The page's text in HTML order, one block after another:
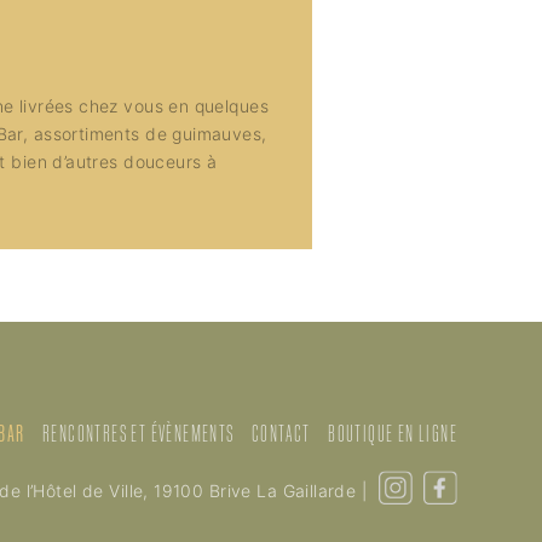
livrées chez vous en quelques
assortiments de guimauves,
d’autres douceurs à
RENCONTRES ET ÉVÈNEMENTS CONTACT BOUTIQUE EN LIGNE
l’Hôtel de Ville, 19100 Brive La Gaillarde